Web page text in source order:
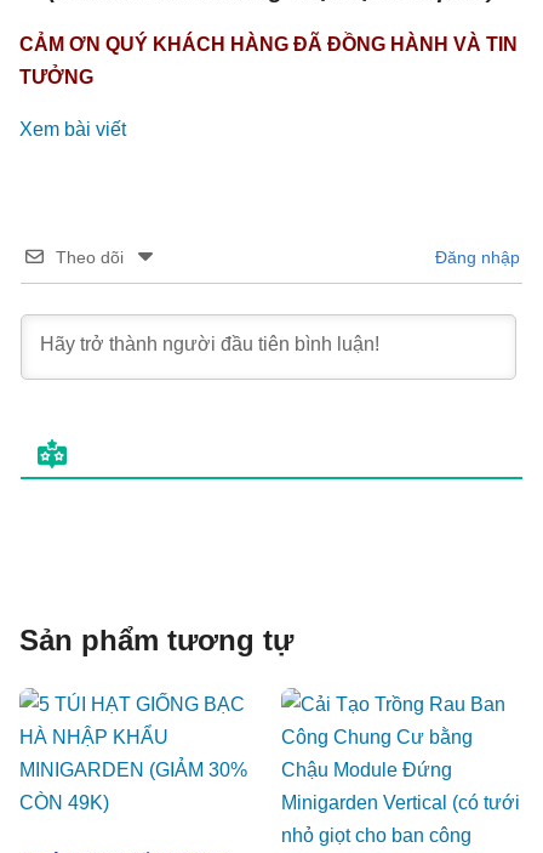
CẢM ƠN QUÝ KHÁCH HÀNG ĐÃ ĐỒNG HÀNH VÀ TIN
TƯỞNG
Xem bài viết
Theo dõi Đăng nhập
Sản phẩm tương tự